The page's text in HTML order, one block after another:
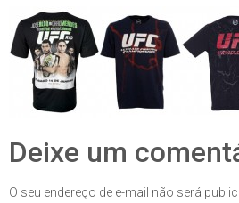
Deixe um
O seu endereço de e-mail não será